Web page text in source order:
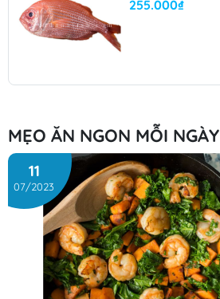
255.000₫
MẸO ĂN NGON MỖI NGÀY
11
07/2023